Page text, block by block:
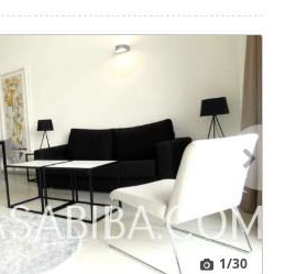
1/30